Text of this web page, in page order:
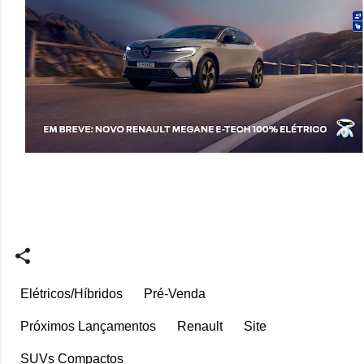
Elétricos/Híbridos Pré-Venda
Próximos Lançamentos Renault Site
SUVs Compactos